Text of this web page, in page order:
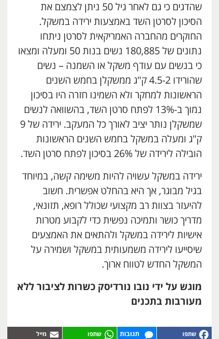
שהדגים כי גם לאחר גיל 50 ניתן לצמצם את
הסיכון לסרטן השד באמצעות ירידה במשקל.
החוקרים מהחברה האמריקאית לסרטן ניתחו
נתונים של 180,885 נשים בנות 50 ומעלה ומצאו
כי בנשים עם עודף משקל או השמנה – נשים
שהורידו 4.5-2 ק"ג ממשקלן בחמש השנים
הראשונות למחקר ולא השמינו חזרה היו בסיכון
נמוך ב-13% לפתח סרטן השד, בהשוואה לנשים
שמשקלן נותר יציב לאורך כל המעקב. ירידה של 9
ק"ג ומעלה במשקל בחמש השנים הראשונות
הובילה לירידה של 26% בסיכון לפתח סרטן השד.
ירידה במשקל עשויה להיות משימה קשה, במיוחד
בגיל מבוגר, אך היא בהחלט אפשרית. חשוב
להיעזר בצוות רב מקצועי שכולל רופא, תזונאי,
מדריך כושר ותמיכה נפשית כדי לקבוע מטרות
אישיות לירידה במשקל ולהתאים את האמצעים
שיסייעו לירידה משמעותית במשקל ושמירה על
המשקל החדש לטווח ארוך.
מוגש על ידי נובו נורדיסק כשרות לציבור ללא
מעורבות בתכנים
תגובות